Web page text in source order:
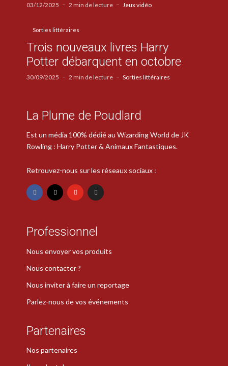
03/12/2025 2 min de lecture Jeux vidéo
Sorties littéraires
Trois nouveaux livres Harry
Potter débarquent en octobre
30/09/2025 2 min de lecture Sorties littéraires
La Plume de Poudlard
Est un média 100% dédié au Wizarding World de JK
Rowling : Harry Potter & Animaux Fantastiques.
Retrouvez-nous sur les réseaux sociaux :
Professionnel
Nous envoyer vos produits
Nous contacter ?
Nous inviter à faire un reportage
Parlez-nous de vos événements
Partenaires
Nos partenaires